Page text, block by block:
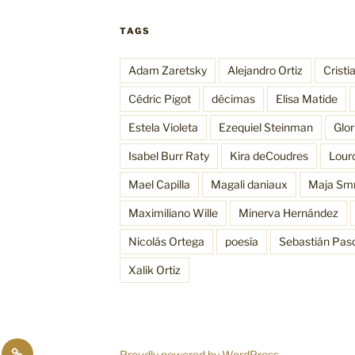
TAGS
Adam Zaretsky Alejandro Ortiz
Cédric Pigot décimas Elisa Matide
Estela Violeta Ezequiel Steinman
Isabel Burr Raty Kira deCoudres
Mael Capilla Magali daniaux Maja
Maximiliano Wille Minerva Hernández
Nicolás Ortega poesía Sebastián
Xalik Ortiz
Funciones